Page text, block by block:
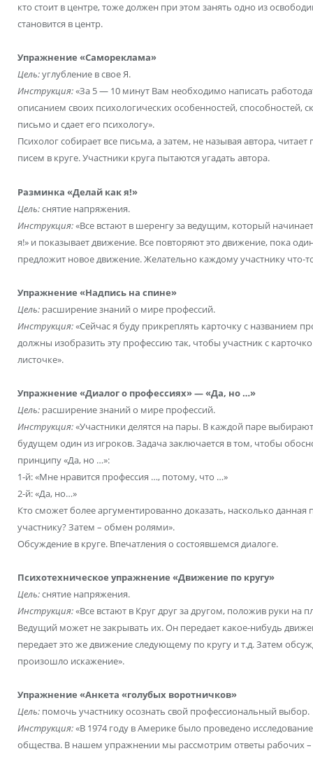
кто стоит в центре, тоже должен при этом занять одно из
становится в центр.
Упражнение «Самореклама»
Цель:углубление в свое Я.
Инструкция:«За 5 — 10 минут Вам необходимо написать
описанием своих психологических особенностей, способностей,
письмо и сдает его психологу».
Психолог собирает все письма, а затем, не называя автора,
писем в круге. Участники круга пытаются угадать автора.
Разминка «Делай как я!»
Цель:снятие напряжения.
Инструкция:«Все встают в шеренгу за ведущим, который
я!» и показывает движение. Все повторяют это движение, пока
предложит новое движение. Желательно каждому участнику что-
Упражнение «Надпись на спине»
Цель: расширение знаний о мире профессий.
Инструкция:«Сейчас я буду прикреплять карточку с названием
должны изобразить эту профессию так, чтобы участник с
листочке».
Упражнение «Диалог о профессиях» — «Да, но …»
Цель: расширение знаний о мире профессий.
Инструкция:«Участники делятся на пары. В каждой паре
будущем один из игроков. Задача заключается в том, чтобы
принципу «Да, но …»:
1-й: «Мне нравится профессия …, потому, что …»
2-й: «Да, но…»
Кто сможет более аргументированно доказать, насколько
участнику? Затем – обмен ролями».
Обсуждение в круге. Впечатления о состоявшемся диалоге.
Психотехническое упражнение «Движение по кругу»
Цель:снятие напряжения.
Инструкция:«Все встают в Круг друг за другом, положив руки на
Ведущий может не закрывать их. Он передает какое-нибудь
передает это же движение следующему по кругу и т.д. Затем
произошло искажение».
Упражнение «Анкета «голубых воротничков»
Цель: помочь участнику осознать свой профессиональный выбор.
Инструкция:«В 1974 году в Америке было проведено
общества. В нашем упражнении мы рассмотрим ответы рабочих –